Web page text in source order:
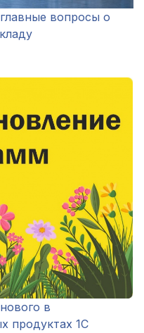
вопросы о
в
продуктах 1С